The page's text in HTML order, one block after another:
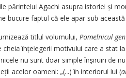
părintelui Agachi asupra istoriei și
bucure faptul că ele apar sub
titlul volumului, Pomelnicul
cheia înțelegerii motivului care a stat
nu sunt doar simple înșiruiri de
acelor oameni: „(...) în interiorul lui (